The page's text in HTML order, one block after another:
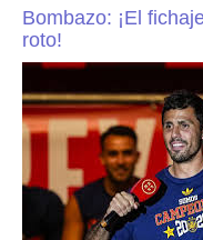
Bombazo: ¡El
roto!